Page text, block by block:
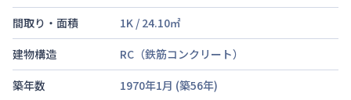
間取り・面積
1K / 24.10㎡
建物構造
RC（鉄筋コンクリート）
築年数
1970年1月 (築56年)